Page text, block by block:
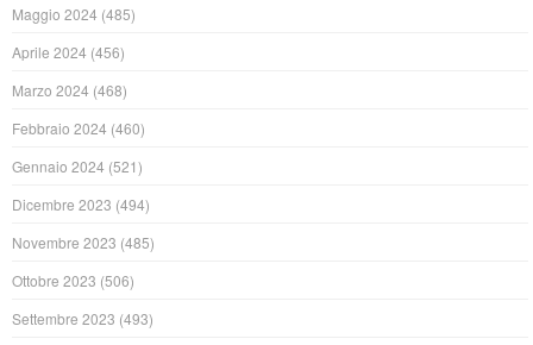
Maggio 2024 (485)
Aprile 2024 (456)
Marzo 2024 (468)
Febbraio 2024 (460)
Gennaio 2024 (521)
Dicembre 2023 (494)
Novembre 2023 (485)
Ottobre 2023 (506)
Settembre 2023 (493)